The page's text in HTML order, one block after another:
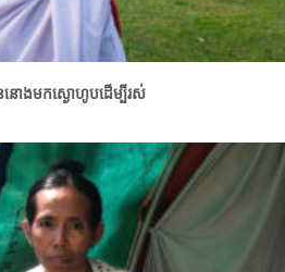
ននោងមកស្ងោហូបដើម្បីរស់